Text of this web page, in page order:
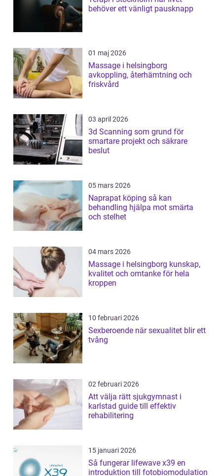
behöver ett vänligt pausknapp
01 maj 2026
Massage i helsingborg
avkoppling, återhämtning och
friskvård
03 april 2026
3d Scanning som grund för
smartare projekt och säkrare
beslut
05 mars 2026
Naprapat köping så kan
behandling hjälpa mot smärta
och stelhet
04 mars 2026
Massage i helsingborg kunskap,
kvalitet och omtanke för hela
kroppen
10 februari 2026
Sexberoende när sexualitet blir ett
tvång
02 februari 2026
Att välja rätt sjukgymnast i
karlstad guide till effektiv
rehabilitering
15 januari 2026
Så fungerar lifewave x39 en
introduktion till fotobiomodulation